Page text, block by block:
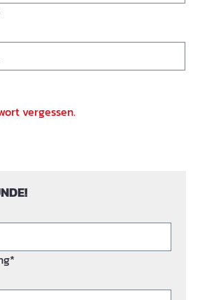
vergessen.